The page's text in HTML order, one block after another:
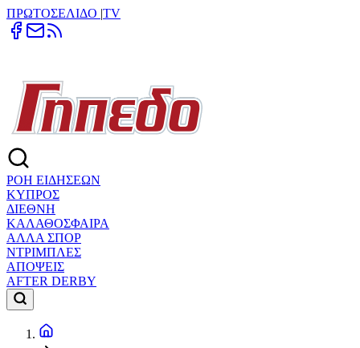
ΠΡΩΤΟΣΕΛΙΔΟ |TV
ΡΟΗ ΕΙΔΗΣΕΩΝ
ΚΥΠΡΟΣ
ΔΙΕΘΝΗ
ΚΑΛΑΘΟΣΦΑΙΡΑ
ΑΛΛΑ ΣΠΟΡ
ΝΤΡΙΜΠΛΕΣ
ΑΠΟΨΕΙΣ
AFTER DERBY